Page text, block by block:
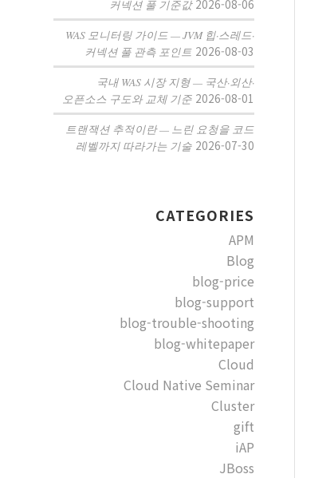
커넥션 풀 기준값 2026-08-06
WAS 모니터링 가이드 — JVM 힙·스레드·
커넥션 풀 관측 포인트 2026-08-03
국내 WAS 시장 지형 — 국산·외산·
오픈소스 구도와 교체 기준 2026-08-01
트랜잭션 추적이란 — 느린 요청을 코드
레벨까지 따라가는 기술 2026-07-30
CATEGORIES
APM
Blog
blog-price
blog-support
blog-trouble-shooting
blog-whitepaper
Cloud
Cloud Native Seminar
Cluster
gift
iAP
JBoss